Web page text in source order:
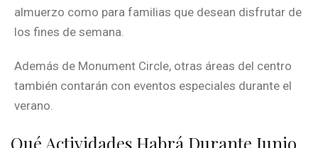
almuerzo como para familias que desean disfrutar de
los fines de semana.
Además de Monument Circle, otras áreas del centro
también contarán con eventos especiales durante el
verano.
Qué Actividades Habrá Durante Junio